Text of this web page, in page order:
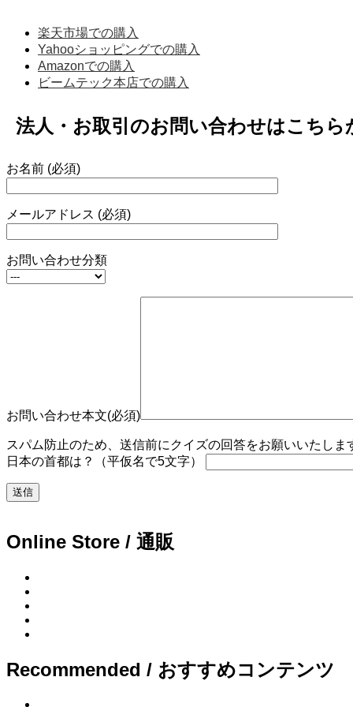
楽天市場での購入
Yahooショッピングでの購入
Amazonでの購入
ビームテック本店での購入
法人・お取引のお問い合わせはこちら
お名前 (必須)
メールアドレス (必須)
お問い合わせ分類
お問い合わせ本文(必須)
スパム防止のため、送信前にクイズの回答をお願いいたしま
日本の首都は？（平仮名で5文字）
Online Store / 通販
Recommended / おすすめコンテンツ